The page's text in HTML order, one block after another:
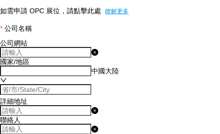
如需申請 OPC 展位，請點擊此處 瞭解更多
公司名稱
公司網站
國家/地區
中國大陸
詳細地址
聯絡人